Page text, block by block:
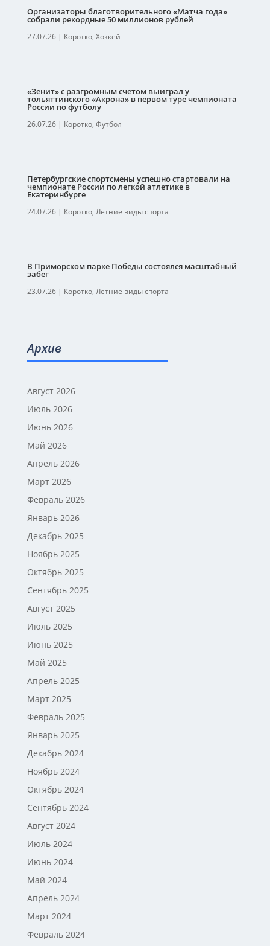
Организаторы благотворительного «Матча года»
собрали рекордные 50 миллионов рублей
27.07.26| Коротко, Хоккей
«Зенит» с разгромным счетом выиграл у
тольяттинского «Акрона» в первом туре чемпионата
России по футболу
26.07.26| Коротко, Футбол
Петербургские спортсмены успешно стартовали на
чемпионате России по легкой атлетике в
Екатеринбурге
24.07.26| Коротко, Летние виды спорта
В Приморском парке Победы состоялся масштабный
забег
23.07.26| Коротко, Летние виды спорта
Архив
Август 2026
Июль 2026
Июнь 2026
Май 2026
Апрель 2026
Март 2026
Февраль 2026
Январь 2026
Декабрь 2025
Ноябрь 2025
Октябрь 2025
Сентябрь 2025
Август 2025
Июль 2025
Июнь 2025
Май 2025
Апрель 2025
Март 2025
Февраль 2025
Январь 2025
Декабрь 2024
Ноябрь 2024
Октябрь 2024
Сентябрь 2024
Август 2024
Июль 2024
Июнь 2024
Май 2024
Апрель 2024
Март 2024
Февраль 2024